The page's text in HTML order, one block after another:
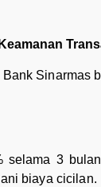
3
biaya cicilan.